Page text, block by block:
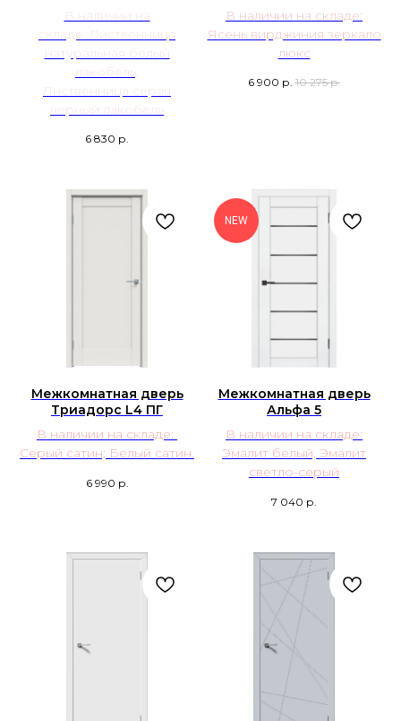
В наличии на
складе: Лиственница
натуральная белый
лакобель;
Лиственница серая
черный лакобель
6 830 р.
В наличии на складе:
Ясень вирджиния зеркало
люкс
6 900 р. 10 275 р.
Межкомнатная дверь
Триадорс L4 ПГ
В наличии на складе:
Серый сатин; Белый сатин.
6 990 р.
NEW
Межкомнатная дверь
Альфа 5
В наличии на складе:
Эмалит белый, Эмалит
светло-серый
7 040 р.